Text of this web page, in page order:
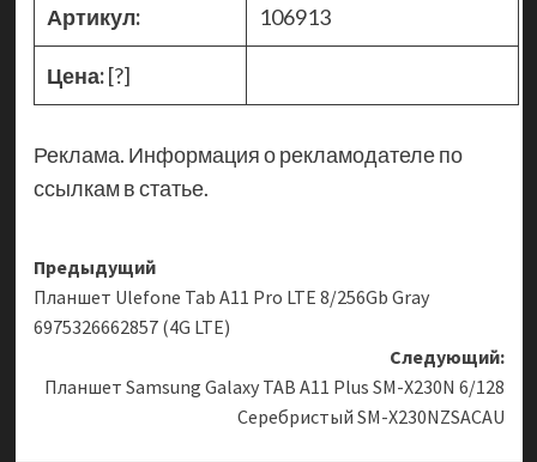
Артикул: 106913
Цена:[?]
Реклама. Информация о рекламодателе по
ссылкам в статье.
Навигация
записи
Предыдущий
Планшет Ulefone Tab A11 Pro LTE 8/256Gb Gray
6975326662857 (4G LTE)
Следующий:
Планшет Samsung Galaxy TAB A11 Plus SM-X230N 6/128
Серебристый SM-X230NZSACAU